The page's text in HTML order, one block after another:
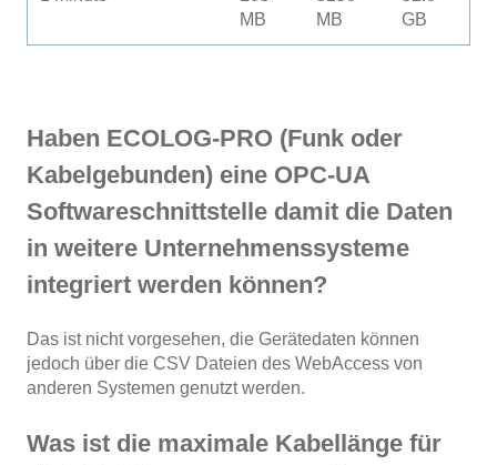
MB
MB
GB
Haben ECOLOG-PRO (Funk oder
Kabelgebunden) eine OPC-UA
Softwareschnittstelle damit die Daten
in weitere Unternehmenssysteme
integriert werden können?
Das ist nicht vorgesehen, die Gerätedaten können
jedoch über die CSV Dateien des WebAccess von
anderen Systemen genutzt werden.
Was ist die maximale Kabellänge für